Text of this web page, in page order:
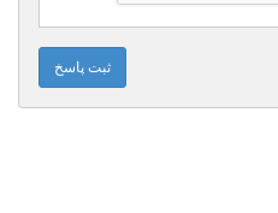
ثبت پاسخ